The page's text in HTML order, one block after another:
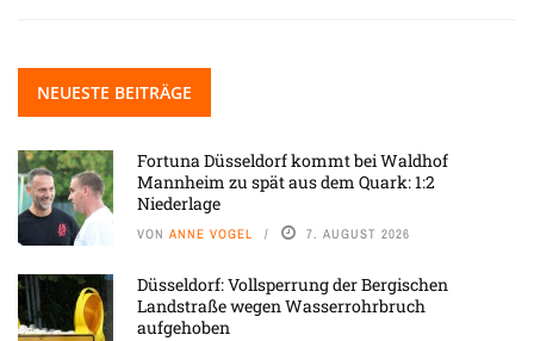
NEUESTE BEITRÄGE
Fortuna Düsseldorf kommt bei Waldhof
Mannheim zu spät aus dem Quark: 1:2
Niederlage
VON ANNE VOGEL 7. AUGUST 2026
Düsseldorf: Vollsperrung der Bergischen
Landstraße wegen Wasserrohrbruch
aufgehoben